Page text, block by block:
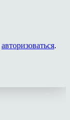
авторизоваться.